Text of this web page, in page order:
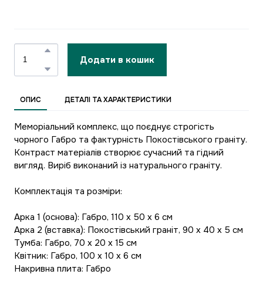
Додати в кошик
ОПИС ДЕТАЛІ ТА ХАРАКТЕРИСТИКИ
Меморіальний комплекс, що поєднує строгість
чорного Габро та фактурність Покостівського граніту.
Контраст матеріалів створює сучасний та гідний
вигляд. Виріб виконаний із натурального граніту.
Комплектація та розміри:
Арка 1 (основа): Габро, 110 х 50 х 6 см
Арка 2 (вставка): Покостівський граніт, 90 х 40 х 5 см
Тумба: Габро, 70 х 20 х 15 см
Квітник: Габро, 100 х 10 х 6 см
Накривна плита: Габро